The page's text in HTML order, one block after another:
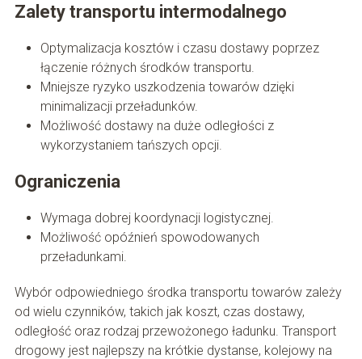
Zalety transportu intermodalnego
Optymalizacja kosztów i czasu dostawy poprzez
łączenie różnych środków transportu.
Mniejsze ryzyko uszkodzenia towarów dzięki
minimalizacji przeładunków.
Możliwość dostawy na duże odległości z
wykorzystaniem tańszych opcji.
Ograniczenia
Wymaga dobrej koordynacji logistycznej.
Możliwość opóźnień spowodowanych
przeładunkami.
Wybór odpowiedniego środka transportu towarów zależy
od wielu czynników, takich jak koszt, czas dostawy,
odległość oraz rodzaj przewożonego ładunku. Transport
drogowy jest najlepszy na krótkie dystanse, kolejowy na